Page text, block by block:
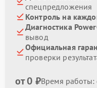
спецпредложения
Контроль на
Диагностика
вывод
Официальная
проверки
от 0 ₽Время работы: